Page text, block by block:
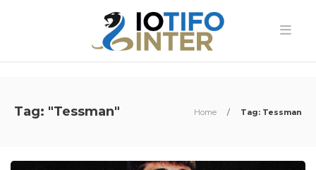
Tag: "Tessman" Home / Tag: Tessman